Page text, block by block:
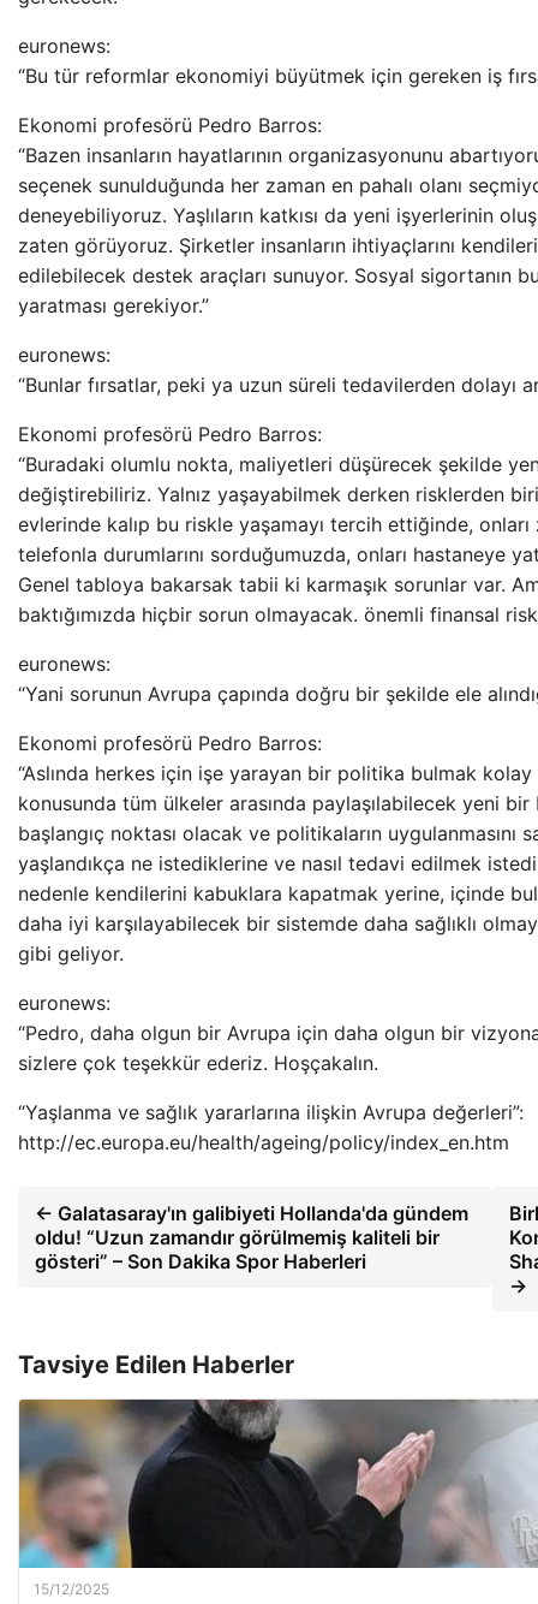
euronews:
“Bu tür reformlar ekonomiyi büyütmek için gereken iş
Ekonomi profesörü Pedro Barros:
“Bazen insanların hayatlarının organizasyonunu
seçenek sunulduğunda her zaman en pahalı olanı
deneyebiliyoruz. Yaşlıların katkısı da yeni işyerlerinin
zaten görüyoruz. Şirketler insanların ihtiyaçlarını
edilebilecek destek araçları sunuyor. Sosyal sigortanın
yaratması gerekiyor.”
euronews:
“Bunlar fırsatlar, peki ya uzun süreli tedavilerden dolayı
Ekonomi profesörü Pedro Barros:
“Buradaki olumlu nokta, maliyetleri düşürecek şekilde
değiştirebiliriz. Yalnız yaşayabilmek derken risklerden
evlerinde kalıp bu riskle yaşamayı tercih ettiğinde,
telefonla durumlarını sorduğumuzda, onları hastaneye
Genel tabloya bakarsak tabii ki karmaşık sorunlar var.
baktığımızda hiçbir sorun olmayacak. önemli finansal
euronews:
“Yani sorunun Avrupa çapında doğru bir şekilde ele
Ekonomi profesörü Pedro Barros:
“Aslında herkes için işe yarayan bir politika bulmak kolay
konusunda tüm ülkeler arasında paylaşılabilecek yeni bir
başlangıç ​​noktası olacak ve politikaların uygulanmasını
yaşlandıkça ne istediklerine ve nasıl tedavi edilmek
nedenle kendilerini kabuklara kapatmak yerine, içinde
daha iyi karşılayabilecek bir sistemde daha sağlıklı
gibi geliyor.
euronews:
“Pedro, daha olgun bir Avrupa için daha olgun bir
sizlere çok teşekkür ederiz. Hoşçakalın.
“Yaşlanma ve sağlık yararlarına ilişkin Avrupa değerleri”:
http://ec.europa.eu/health/ageing/policy/index_en.htm
← Galatasaray'ın galibiyeti Hollanda'da gündem
oldu! “Uzun zamandır görülmemiş kaliteli bir
gösteri” – Son Dakika Spor Haberleri
→
Tavsiye Edilen Haberler
15/12/2025